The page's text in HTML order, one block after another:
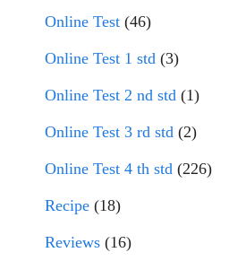
Online Test (46)
Online Test 1 std (3)
Online Test 2 nd std (1)
Online Test 3 rd std (2)
Online Test 4 th std (226)
Recipe (18)
Reviews (16)